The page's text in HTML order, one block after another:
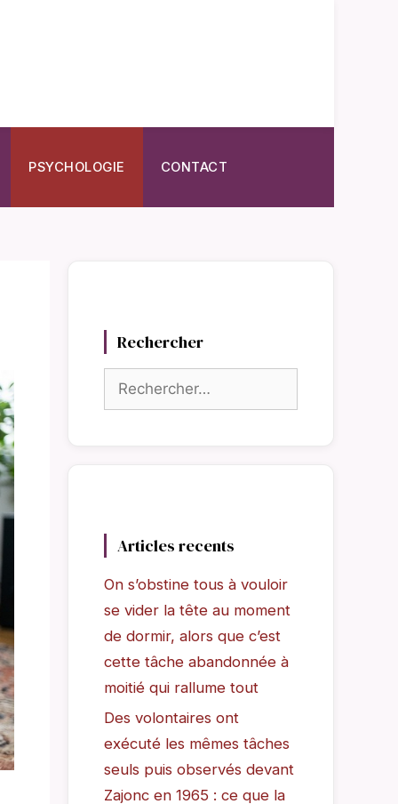
PSYCHOLOGIE CONTACT
Rechercher
Rechercher :
Articles recents
On s’obstine tous à vouloir
se vider la tête au moment
de dormir, alors que c’est
cette tâche abandonnée à
moitié qui rallume tout
Des volontaires ont
exécuté les mêmes tâches
seuls puis observés devant
Zajonc en 1965 : ce que la